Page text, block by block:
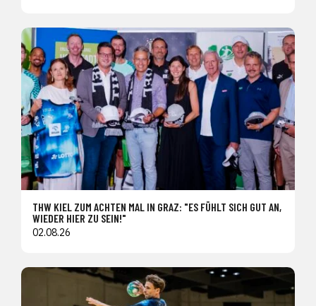
THW KIEL ZUM ACHTEN MAL IN GRAZ: "ES FÜHLT SICH GUT AN,
WIEDER HIER ZU SEIN!"
02.08.26